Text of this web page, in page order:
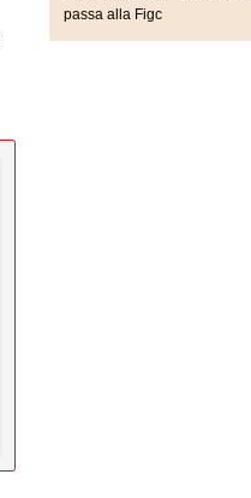
passa alla Figc